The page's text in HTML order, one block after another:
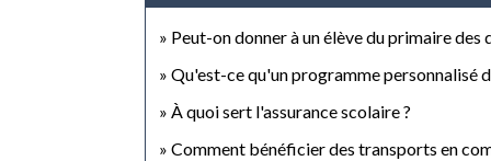
Peut-on donner à un élève du primaire des
Qu'est-ce qu'un programme personnalisé
À quoi sert l'assurance scolaire ?
Comment bénéficier des transports en